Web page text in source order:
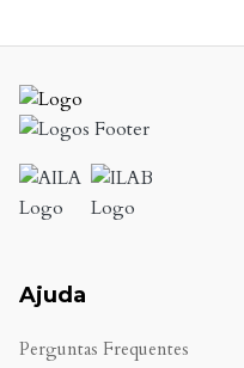
Ajuda
Perguntas Frequentes